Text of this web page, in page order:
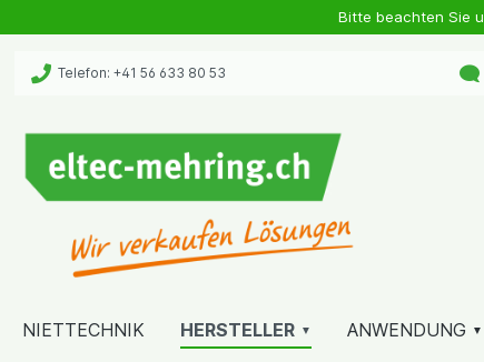
Bitte beachten Sie
Telefon: +41 56 633 80 53
NIETTECHNIK HERSTELLER ANWENDUNG